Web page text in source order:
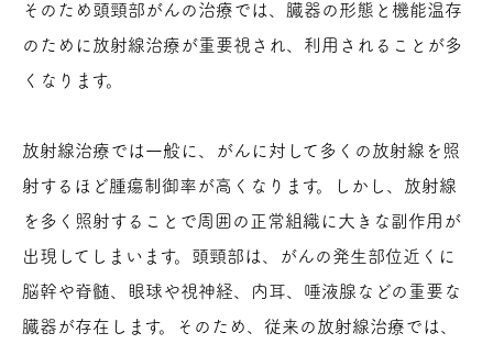
そのため頭頸部がんの治療では、臓器の形態と機能温存
のために放射線治療が重要視され、利用されることが多
くなります。
放射線治療では一般に、がんに対して多くの放射線を照
射するほど腫瘍制御率が高くなります。しかし、放射線
を多く照射することで周囲の正常組織に大きな副作用が
出現してしまいます。頭頸部は、がんの発生部位近くに
脳幹や脊髄、眼球や視神経、内耳、唾液腺などの重要な
臓器が存在します。そのため、従来の放射線治療では、